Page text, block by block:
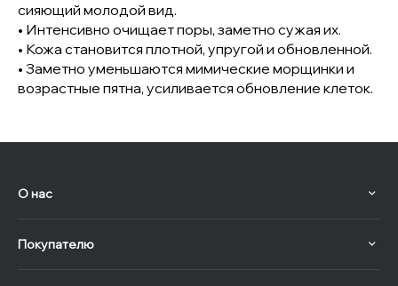
сияющий молодой вид.
• Интенсивно очищает поры, заметно сужая их.
• Кожа становится плотной, упругой и обновленной.
• Заметно уменьшаются мимические морщинки и
возрастные пятна, усиливается обновление клеток.
О нас
Покупателю